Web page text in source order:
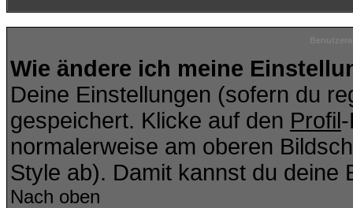
Wie ändere ich meine
Deine Einstellungen (sofern du
gespeichert. Klicke auf den Profil
normalerweise am oberen
Style ab). Damit kannst du deine
Nach oben